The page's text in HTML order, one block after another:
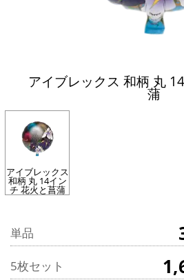
アイブレックス 和柄 丸
蒲
アイブレックス
和柄 丸 14イン
チ 花火と菖蒲
単品
5枚セット